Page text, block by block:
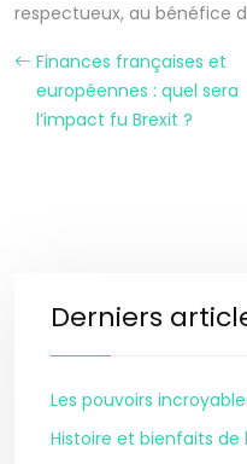
respectueux, au bénéfice
Finances françaises et
européennes : quel sera
l’impact fu Brexit ?
Derniers
Les pouvoirs
Histoire et bienfaits